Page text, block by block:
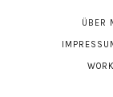
ÜBER